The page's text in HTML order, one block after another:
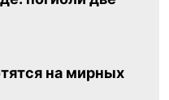
на мирных